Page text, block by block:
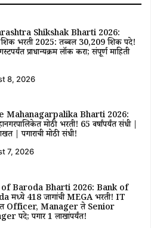
Shikshak Bharti 2026:
शिक्षक भरती 2025: तब्बल 30,209 शिक्षक पदे!
प्राधान्यक्रम लॉक करा; संपूर्ण माहिती
8, 2026
Mahanagarpalika Bharti 2026:
मोठी भरती! 65 वर्षांपर्यंत संधी |
| पगाराची मोठी संधी!
7, 2026
Baroda Bharti 2026: Bank of
मध्ये 418 जागांची MEGA भरती! IT
Officer, Manager ते Senior
पदे; पगार ₹1 लाखांपर्यंत!